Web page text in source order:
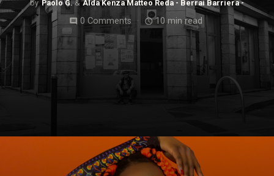
Paolo G. Alda Kenza Matteo Reda - Berrai Barriera -
comment 0 Comments access_time10 min read